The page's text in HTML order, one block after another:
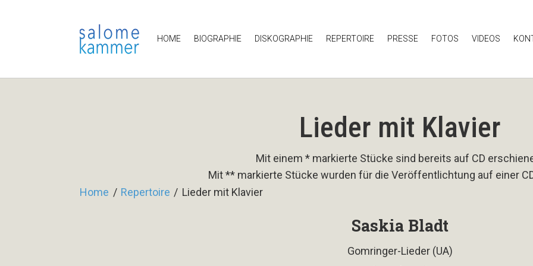
HOME BIOGRAPHIE DISKOGRAPHIE REPERTOIRE PRESSE FOTOS VIDEOS
Lieder mit Klavier
Mit einem * markierte Stücke sind bereits auf CD
Mit ** markierte Stücke wurden für die Veröffentlichtung auf einer
Home / Repertoire / Lieder mit Klavier
Saskia Bladt
Gomringer-Lieder (UA)